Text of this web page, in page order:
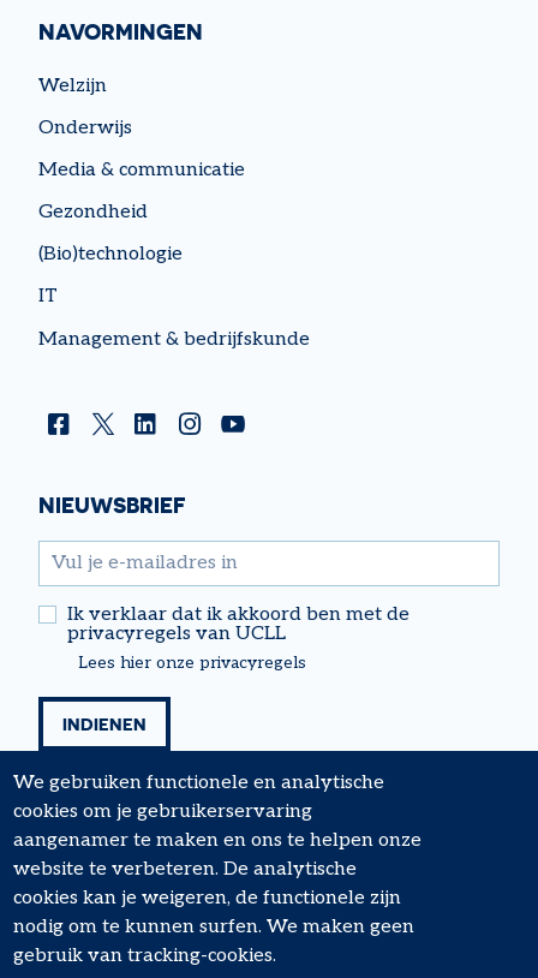
NAVORMINGEN
Welzijn
Onderwijs
Media & communicatie
Gezondheid
(Bio)technologie
IT
Management & bedrijfskunde
NIEUWSBRIEF
email
Ik verklaar dat ik akkoord ben met de
privacyregels van UCLL
Lees hier onze privacyregels
FOOTER
MENU
Algemene voorwaarden
We gebruiken functionele en analytische
cookies om je gebruikerservaring
aangenamer te maken en ons te helpen onze
website te verbeteren. De analytische
cookies kan je weigeren, de functionele zijn
nodig om te kunnen surfen. We maken geen
gebruik van tracking-cookies.